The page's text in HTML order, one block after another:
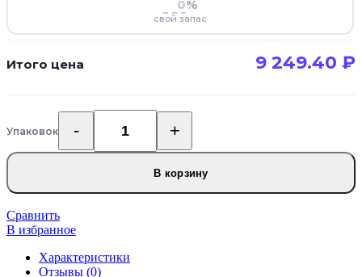
%
свой запас
Итого цена 9 249.40 ₽
УпаковокКоличество
товара
SPC
ламинат
My
Aqua
В корзину
Сравнить
В избранное
Характеристики
Отзывы (0)